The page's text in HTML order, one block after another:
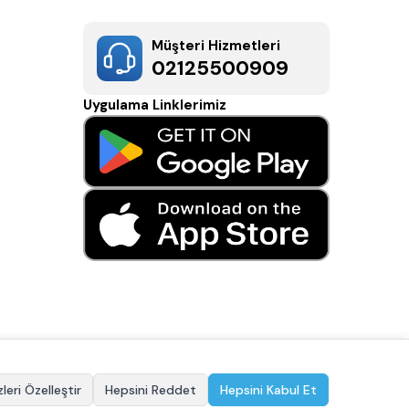
Müşteri Hizmetleri
02125500909
Uygulama Linklerimiz
Özelleştir Hepsini Reddet Hepsini Kabul Et